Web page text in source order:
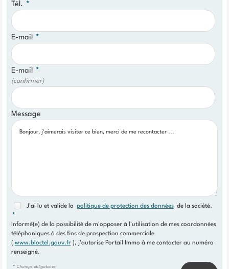
Tél. *
E-mail *
E-mail *
(confirmer)
Message
J'ai lu et valide la politique de protection des données de la société.
*
Informé(e) de la possibilité de m'opposer à l'utilisation de mes coordonnées
téléphoniques à des fins de prospection commerciale
( www.bloctel.gouv.fr ), j'autorise Portail Immo à me contacter au numéro
renseigné.
* Champs obligatoires